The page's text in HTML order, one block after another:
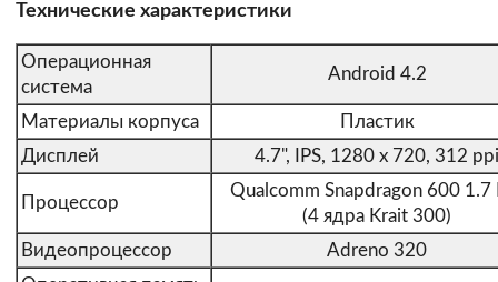
Технические характеристики
Операционная
система
Android 4.2
Материалы корпуса
Пластик
Дисплей
4.7", IPS, 1280 x 720, 312 ppi
Процессор
Qualcomm Snapdragon 600 1.7
(4 ядра Krait 300)
Видеопроцессор
Adreno 320